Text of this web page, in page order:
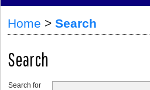
Home > Search
Search
Search for